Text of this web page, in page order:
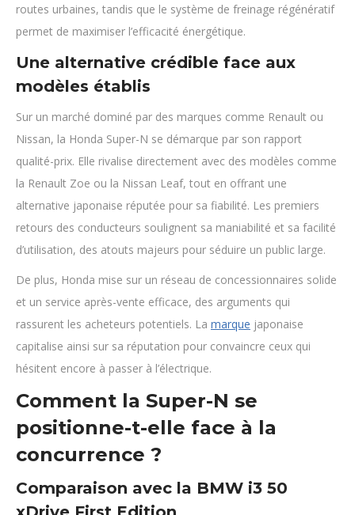
routes urbaines, tandis que le système de freinage régénératif
permet de maximiser l’efficacité énergétique.
Une alternative crédible face aux
modèles établis
Sur un marché dominé par des marques comme Renault ou
Nissan, la Honda Super-N se démarque par son rapport
qualité-prix. Elle rivalise directement avec des modèles comme
la Renault Zoe ou la Nissan Leaf, tout en offrant une
alternative japonaise réputée pour sa fiabilité. Les premiers
retours des conducteurs soulignent sa maniabilité et sa facilité
d’utilisation, des atouts majeurs pour séduire un public large.
De plus, Honda mise sur un réseau de concessionnaires solide
et un service après-vente efficace, des arguments qui
rassurent les acheteurs potentiels. La marque japonaise
capitalise ainsi sur sa réputation pour convaincre ceux qui
hésitent encore à passer à l’électrique.
Comment la Super-N se
positionne-t-elle face à la
concurrence ?
Comparaison avec la BMW i3 50